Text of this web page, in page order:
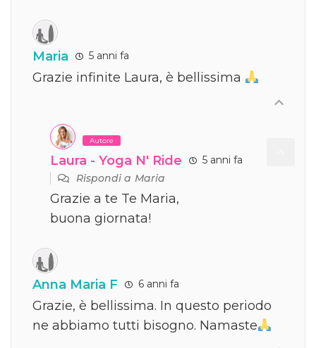
Maria 5 anni fa
Grazie infinite Laura, è bellissima
Autore
Laura - Yoga N' Ride
5 anni fa
Rispondi aMaria
Grazie a te Te Maria,
buona giornata!
Anna Maria F 6 anni fa
Grazie, è bellissima. In questo periodo
ne abbiamo tutti bisogno. Namaste